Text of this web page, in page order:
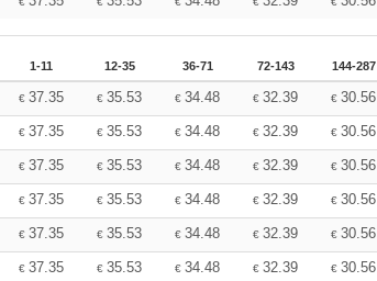
1-11 12-35 36-71 72-143 144-287
€37.35 €35.53 €34.48 €32.39 €30.56
€37.35 €35.53 €34.48 €32.39 €30.56
€37.35 €35.53 €34.48 €32.39 €30.56
€37.35 €35.53 €34.48 €32.39 €30.56
€37.35 €35.53 €34.48 €32.39 €30.56
€37.35 €35.53 €34.48 €32.39 €30.56